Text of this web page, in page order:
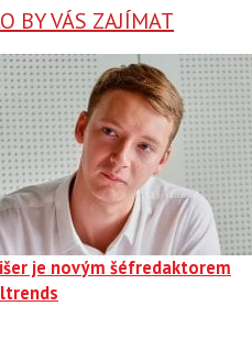
BY VÁS ZAJÍMAT
je novým šéfredaktorem